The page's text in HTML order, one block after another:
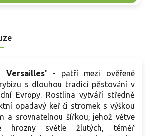
Versailles' - patří mezi ověřené
s dlouhou tradicí pěstování v
Evropy. Rostlina vytváří středně
opadavý keř či stromek s výškou
a srovnatelnou šířkou, jehož větve
hrozny světle žlutých, téměř